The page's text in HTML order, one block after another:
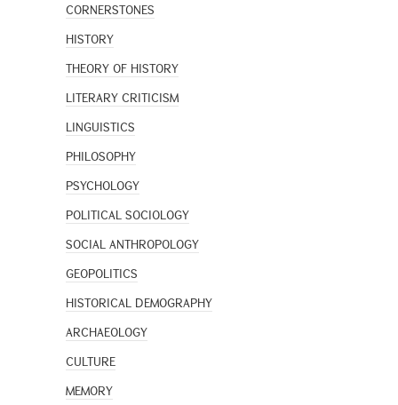
CORNERSTONES
HISTORY
THEORY OF HISTORY
LITERARY CRITICISM
LINGUISTICS
PHILOSOPHY
PSYCHOLOGY
POLITICAL SOCIOLOGY
SOCIAL ANTHROPOLOGY
GEOPOLITICS
HISTORICAL DEMOGRAPHY
ARCHAEOLOGY
CULTURE
MEMORY